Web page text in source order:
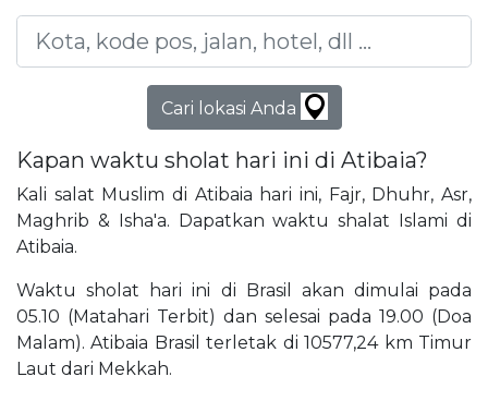
Cari lokasi Anda
Kapan waktu sholat hari ini di Atibaia?
Kali salat Muslim di Atibaia hari ini, Fajr, Dhuhr, Asr,
Maghrib & Isha'a. Dapatkan waktu shalat Islami di
Atibaia.
Waktu sholat hari ini di Brasil akan dimulai pada
05.10 (Matahari Terbit) dan selesai pada 19.00 (Doa
Malam). Atibaia Brasil terletak di 10577,24 km Timur
Laut dari Mekkah.